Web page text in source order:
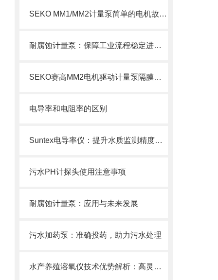
SEKO MM1/MM2计量泵简单的电机故障排除方法
耐腐蚀计量泵：保障工业流程稳定进行的仪器
SEKO赛高MM2电机驱动计量泵隔膜更换步骤
电导率和电阻率的区别
Suntex电导率仪：提升水质监测精度与效率的关键
污水PH计探头使用注意事项
耐腐蚀计量泵：应用与未来发展
污水加药泵：准确投药，助力污水处理
水产养殖溶氧仪技术优势解析：高灵敏度、抗干扰强，适配各类水产养殖场景的核心亮点